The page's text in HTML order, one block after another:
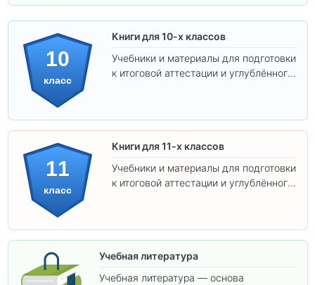
10
класс
Книги для 10-х классов
Учебники и материалы для подготовки
к итоговой аттестации и углублённого
11
класс
Книги для 11-х классов
Учебники и материалы для подготовки
к итоговой аттестации и углублённого
Учебная литература
Учебная литература — основа